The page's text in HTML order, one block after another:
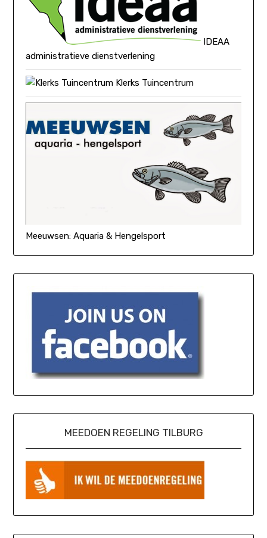
IDEAA
administratieve dienstverlening
Klerks Tuincentrum
Meeuwsen: Aquaria & Hengelsport
MEEDOEN REGELING TILBURG